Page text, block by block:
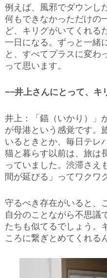
例えば、風邪でダウンし
何もできなかっただけの
ど、キリグがいてくれる
一日になる。ずっと一緒
と、すべてプラスに変わ
って思います。
−−井上さんにとって、キ
井上：「錨（いかり）」
が母港という感覚です。
いるときとか、毎日テレ
猫と暮らす以前は、旅は
っていました。渋滞さえ
間が延びる」ってワクワ
守るべき存在がいると、
自分のことながら不思議
たちも似てるでしょう。
ころに繋ぎとめてくれる